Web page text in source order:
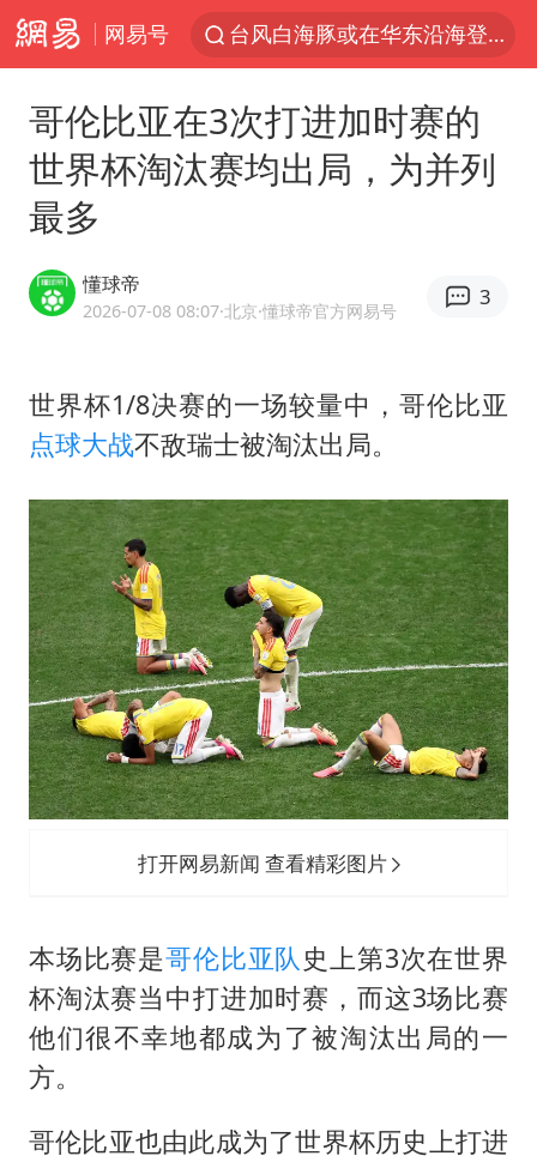
网易号
台风白海豚或在华东沿海登陆
因凡蒂诺首次公开道歉
41岁女子为鼓励女儿考上985研究生
普京宣布多项人事调整
谷歌首席科学家Jeff Dean离职创业
陕西柞水遭遇暴雨五千余户群众转移
蜜雪冰城员工抽烟收银 门店现已停业
嘲讽周星驰无儿女没朋友 李修贤道歉
董路致歉：泰国10岁黑人父母是伪造的
坚持党全面领导和党中央集中统一领导
哥伦比亚在3次打进加时赛的
世界杯淘汰赛均出局，为并列
最多
懂球帝
2026-07-08 08:07·北京·懂球帝官方网易号
3
世界杯1/8决赛的一场较量中，哥伦比亚
点球大战不敌瑞士被淘汰出局。
打开网易新闻 查看精彩图片
本场比赛是哥伦比亚队 史上第3次在世界
杯淘汰赛当中打进加时赛，而这3场比赛
他们很不幸地都成为了被淘汰出局的一
方。
哥伦比亚也由此成为了世界杯历史上打进